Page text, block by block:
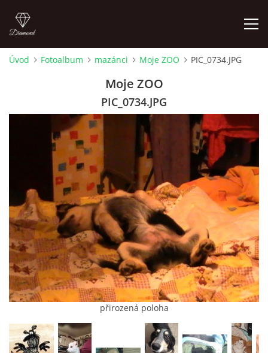
Pepouch
+420605716650
pepouch@seznam.cz
© 2026 eStránky.cz | Aktualizováno: 26. 6. 2026 Nahoru ↑
Úvod Fotoalbum mazánci Moje ZOO PIC_0734.JPG
Moje ZOO
PIC_0734.JPG
přirozená poloha